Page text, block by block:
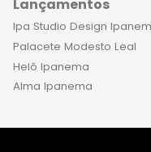
Lançamentos
Ipa Studio Design
Palacete Modesto Leal
Helô Ipanema
Alma Ipanema